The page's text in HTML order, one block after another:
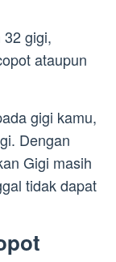
gigi,
ataupun
gigi kamu,
Dengan
Gigi masih
tidak dapat